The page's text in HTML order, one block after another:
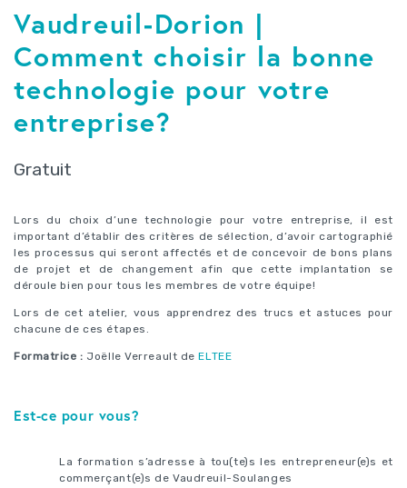
Vaudreuil-Dorion |
Comment choisir la bonne
technologie pour votre
entreprise?
Gratuit
Lors du choix d’une technologie pour votre entreprise, il est
important d’établir des critères de sélection, d’avoir cartographié
les processus qui seront affectés et de concevoir de bons plans
de projet et de changement afin que cette implantation se
déroule bien pour tous les membres de votre équipe!
Lors de cet atelier, vous apprendrez des trucs et astuces pour
chacune de ces étapes.
Formatrice : Joëlle Verreault deELTEE
Est-ce pour vous?
La formation s’adresse à tou(te)s les entrepreneur(e)s et
commerçant(e)s de Vaudreuil-Soulanges